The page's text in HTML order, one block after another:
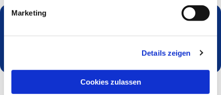
Marketing
Details zeigen
Cookies zulassen
Dies könnte Sie auch interessieren